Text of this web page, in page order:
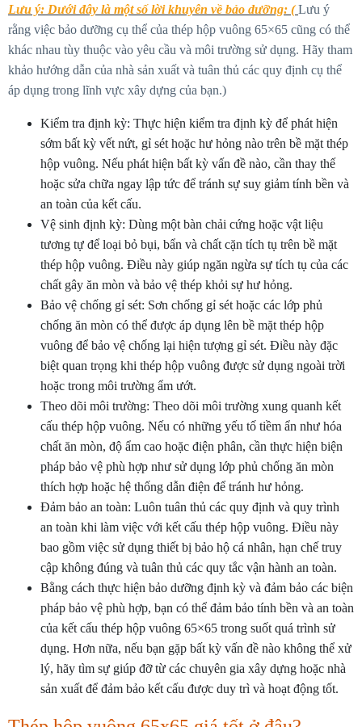
Lưu ý: Dưới đây là một số lời khuyên về bảo dưỡng: ( Lưu ý
rằng việc bảo dưỡng cụ thể của thép hộp vuông 65×65 cũng có thể
khác nhau tùy thuộc vào yêu cầu và môi trường sử dụng. Hãy tham
khảo hướng dẫn của nhà sản xuất và tuân thủ các quy định cụ thể
áp dụng trong lĩnh vực xây dựng của bạn.)
Kiểm tra định kỳ: Thực hiện kiểm tra định kỳ để phát hiện
sớm bất kỳ vết nứt, gỉ sét hoặc hư hỏng nào trên bề mặt thép
hộp vuông. Nếu phát hiện bất kỳ vấn đề nào, cần thay thế
hoặc sửa chữa ngay lập tức để tránh sự suy giảm tính bền và
an toàn của kết cấu.
Vệ sinh định kỳ: Dùng một bàn chải cứng hoặc vật liệu
tương tự để loại bỏ bụi, bẩn và chất cặn tích tụ trên bề mặt
thép hộp vuông. Điều này giúp ngăn ngừa sự tích tụ của các
chất gây ăn mòn và bảo vệ thép khỏi sự hư hỏng.
Bảo vệ chống gỉ sét: Sơn chống gỉ sét hoặc các lớp phủ
chống ăn mòn có thể được áp dụng lên bề mặt thép hộp
vuông để bảo vệ chống lại hiện tượng gỉ sét. Điều này đặc
biệt quan trọng khi thép hộp vuông được sử dụng ngoài trời
hoặc trong môi trường ẩm ướt.
Theo dõi môi trường: Theo dõi môi trường xung quanh kết
cấu thép hộp vuông. Nếu có những yếu tố tiềm ẩn như hóa
chất ăn mòn, độ ẩm cao hoặc điện phân, cần thực hiện biện
pháp bảo vệ phù hợp như sử dụng lớp phủ chống ăn mòn
thích hợp hoặc hệ thống dẫn điện để tránh hư hỏng.
Đảm bảo an toàn: Luôn tuân thủ các quy định và quy trình
an toàn khi làm việc với kết cấu thép hộp vuông. Điều này
bao gồm việc sử dụng thiết bị bảo hộ cá nhân, hạn chế truy
cập không đúng và tuân thủ các quy tắc vận hành an toàn.
Bằng cách thực hiện bảo dưỡng định kỳ và đảm bảo các biện
pháp bảo vệ phù hợp, bạn có thể đảm bảo tính bền và an toàn
của kết cấu thép hộp vuông 65×65 trong suốt quá trình sử
dụng. Hơn nữa, nếu bạn gặp bất kỳ vấn đề nào không thể xử
lý, hãy tìm sự giúp đỡ từ các chuyên gia xây dựng hoặc nhà
sản xuất để đảm bảo kết cấu được duy trì và hoạt động tốt.